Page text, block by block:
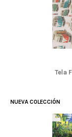
Tela
NUEVA COLECCIÓN